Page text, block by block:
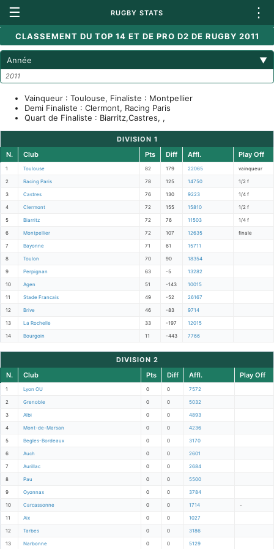
☰ RUGBY STATS ⋮
CLASSEMENT DU TOP 14 ET DE PRO D2 DE RUGBY 2011
Année ▼
2011
Vainqueur : Toulouse, Finaliste : Montpellier
Demi Finaliste : Clermont, Racing Paris
Quart de Finaliste : Biarritz,Castres, ,
DIVISION 1
N.
Club Pts Diff Affl. Play Off
1 Toulouse 82 179 22065 vainqueur
2 Racing Paris 78 125 14750 1/2 f
3 Castres 76 130 9223 1/4 f
4 Clermont 72 155 15810 1/2 f
5 Biarritz 72 76 11503 1/4 f
6 Montpellier 72 107 12635 finale
7 Bayonne 71 61 15711
8 Toulon 70 90 18354
9 Perpignan 63 -5 13282
10 Agen 51 -143 10015
11 Stade Francais 49 -52 26167
12 Brive 46 -83 9714
13 La Rochelle 33 -197 12015
14 Bourgoin 11 -443 7766
DIVISION 2
N.
Club Pts Diff Affl. Play Off
1 Lyon OU 0 0 7572
2 Grenoble 0 0 5032
3 Albi 0 0 4893
4 Mont-de-Marsan 0 0 4236
5 Begles-Bordeaux 0 0 3170
6 Auch 0 0 2601
7 Aurillac 0 0 2684
8 Pau 0 0 5500
9 Oyonnax 0 0 3784
10 Carcassonne 0 0 1714 -
11 Aix 0 0 1027
12 Tarbes 0 0 3186
13 Narbonne 0 0 5129